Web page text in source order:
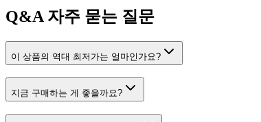
Q&A 자주 묻는 질문
이 상품의 역대 최저가는 얼마인가요?
지금 구매하는 게 좋을까요?